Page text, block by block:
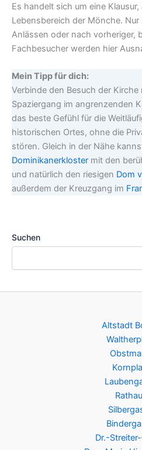
Es handelt sich um eine
Lebensbereich der Mönche.
Anlässen oder nach vorheriger,
Fachbesucher werden hier
Mein Tipp für dich:
Verbinde den Besuch der Kirche
Spaziergang im angrenzenden
das beste Gefühl für die
historischen Ortes, ohne die
stören. Gleich in der Nähe
Dominikanerkloster mit den
und natürlich den riesigen Dom
außerdem der Kreuzgang im
Suchen
Altstadt
Dr.-